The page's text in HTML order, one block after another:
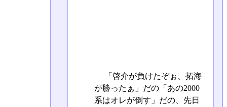
「啓介が負けたぞぉ、拓海
が勝ったぁ」だの「あの2000
系はオレが倒す」だの、先日